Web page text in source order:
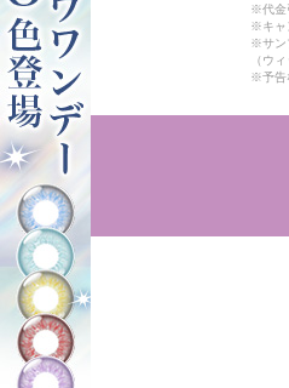
※代金
※キャ
※サン
（ウ
※予告